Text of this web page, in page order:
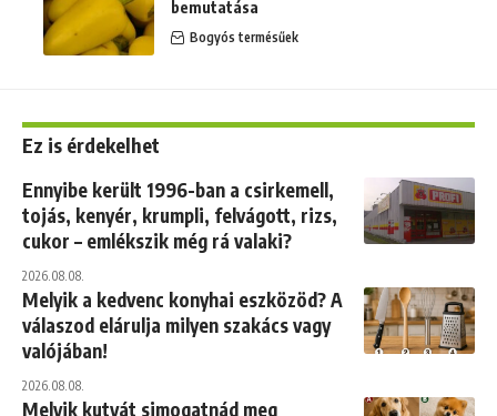
bemutatása
Bogyós termésűek
Ez is érdekelhet
Ennyibe került 1996-ban a csirkemell,
tojás, kenyér, krumpli, felvágott, rizs,
cukor – emlékszik még rá valaki?
2026.08.08.
Melyik a kedvenc konyhai eszközöd? A
válaszod elárulja milyen szakács vagy
valójában!
2026.08.08.
Melyik kutyát simogatnád meg